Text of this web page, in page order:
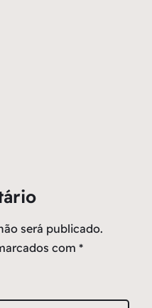
será publicado.
com *